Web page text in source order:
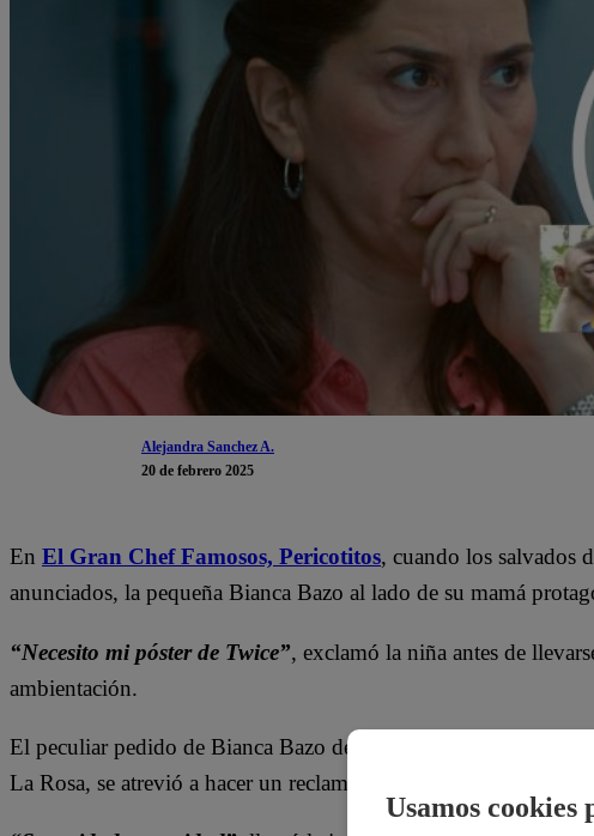
Alejandra Sanchez A.
20 de febrero 2025
En El Gran Chef Famosos, Pericotitos, cuando los salvados
anunciados, la pequeña Bianca Bazo al lado de su mamá
“Necesito mi póster de Twice”, exclamó la niña antes de
ambientación.
El peculiar pedido de Bianca Bazo dejó EN SHOCK a todos y,
La Rosa, se atrevió a hacer un reclamo:
Usamos